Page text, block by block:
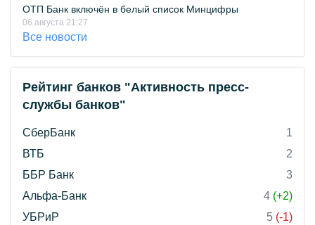
ОТП Банк включён в белый список Минцифры
06 августа 21:27
Все новости
Рейтинг банков "Активность пресс-
службы банков"
СберБанк
1
ВТБ
2
ББР Банк
3
Альфа-Банк
4 (+2)
УБРиР
5 (-1)